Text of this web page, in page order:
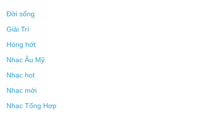
Đời sống
Giải Trí
Hóng hớt
Nhạc Âu Mỹ
Nhạc hot
Nhạc mới
Nhạc Tổng Hợp